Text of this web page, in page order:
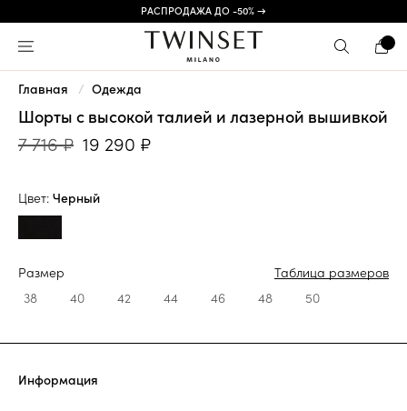
РАСПРОДАЖА ДО -50% →
Главная Одежда
Шорты с высокой талией и лазерной вышивкой
7 716 ₽ 19 290 ₽
Цвет: Черный
Размер
Таблица размеров
38
40 42 44 46 48 50
Информация